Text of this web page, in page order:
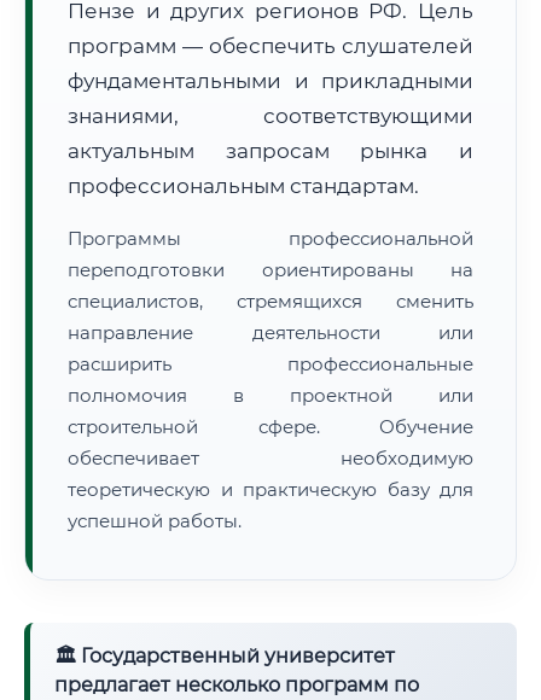
Часовой пояс:
МСК (UTC+3)
Дистанционно
• Маршрут транзита: ~2 450 км
🔍Нажмите на документ для увеличения и просмотра
Пензе и других регионов РФ. Цель
программ — обеспечить слушателей
фундаментальными и прикладными
знаниями, соответствующими
актуальным запросам рынка и
профессиональным стандартам.
Программы профессиональной
переподготовки ориентированы на
специалистов, стремящихся сменить
направление деятельности или
расширить профессиональные
полномочия в проектной или
строительной сфере. Обучение
обеспечивает необходимую
теоретическую и практическую базу для
успешной работы.
🏛 Государственный университет
предлагает несколько программ по